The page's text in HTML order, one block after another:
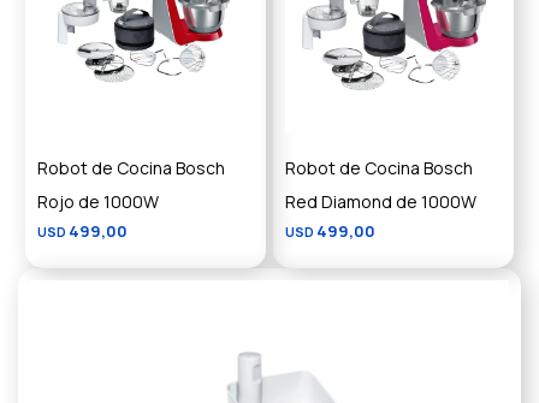
Robot de Cocina Bosch
Rojo de 1000W
USD 499,00
Robot de Cocina Bosch
Red Diamond de 1000W
USD 499,00